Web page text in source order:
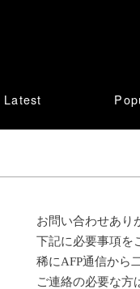
Latest
お問い合わせあり
下記に必要事項を
稀にAFP通信から
ご連絡の必要な方